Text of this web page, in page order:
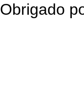
Obrigado